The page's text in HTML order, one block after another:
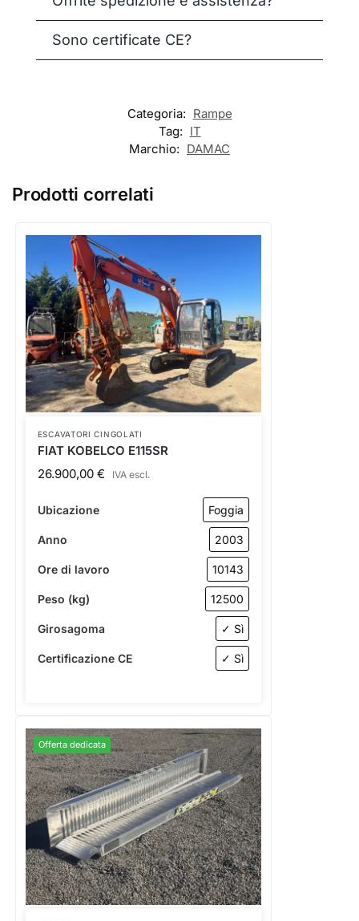
Sono certificate CE?
Categoria: Rampe
Tag: IT
Marchio: DAMAC
Prodotti correlati
ESCAVATORI CINGOLATI
FIAT KOBELCO E115SR
26.900,00 € IVA escl.
Ubicazione Foggia
Anno 2003
Ore di lavoro 10143
Peso (kg) 12500
Girosagoma ✓ Sì
Certificazione CE ✓ Sì
Offerta dedicata